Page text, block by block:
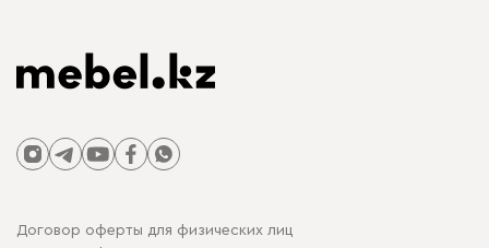
Договор оферты для физических лиц